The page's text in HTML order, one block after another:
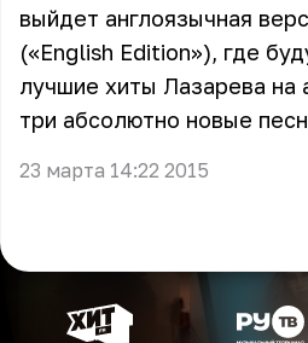
выйдет англоязычная
(«English Edition»), где
лучшие хиты Лазарева на
три абсолютно новые
23 марта 14:22 2015